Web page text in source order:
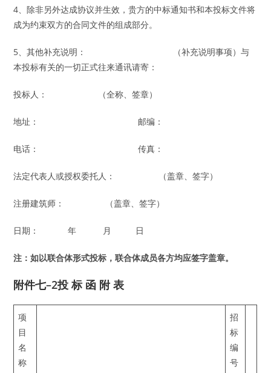
4、除非另外达成协议并生效，贵方的中标通知书和本投标文件将
成为约束双方的合同文件的组成部分。
5、其他补充说明： （补充说明事项）与
本投标有关的一切正式往来通讯请寄：
投标人： （全称、签章）
地址： 邮编：
电话： 传真：
法定代表人或授权委托人： （盖章、签字）
注册建筑师： （盖章、签字）
日期： 年 月 日
注：如以联合体形式投标 ，联合体成员各方均应签字盖章。
附件七–2投 标 函 附 表
项
目
名
称
招
标
编
号